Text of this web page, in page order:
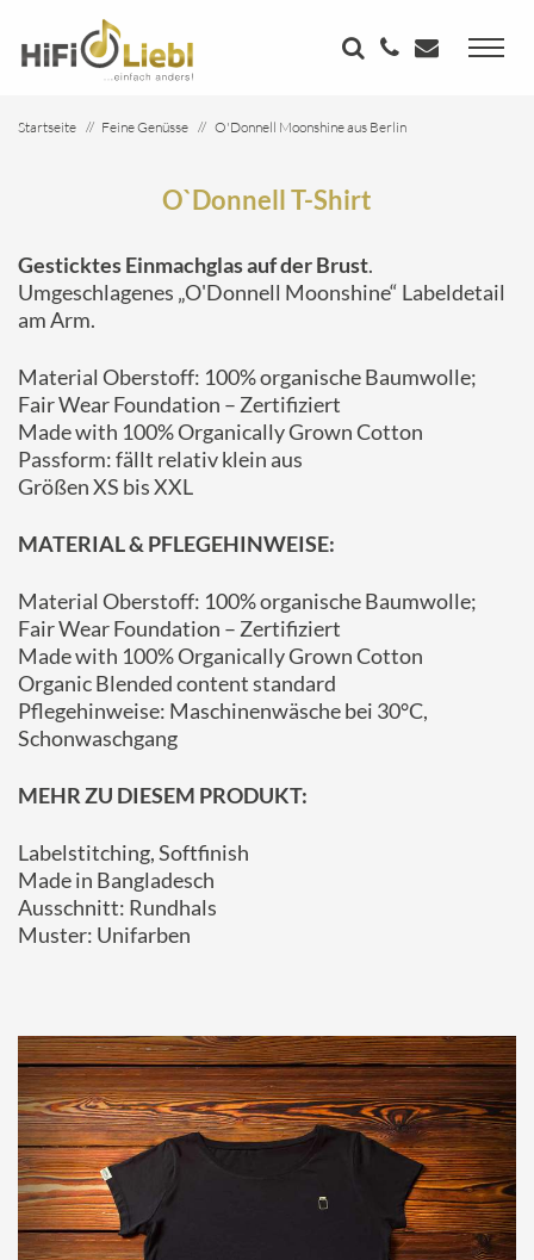
Startseite Feine Genüsse
O'Donnell Moonshine aus Berlin
O`Donnell T-Shirt
Gesticktes Einmachglas auf der Brust.
Umgeschlagenes „O'Donnell Moonshine“ Labeldetail
am Arm.
Material Oberstoff: 100% organische Baumwolle;
Fair Wear Foundation – Zertifiziert
Made with 100% Organically Grown Cotton
Passform: fällt relativ klein aus
Größen XS bis XXL
MATERIAL & PFLEGEHINWEISE:
Material Oberstoff: 100% organische Baumwolle;
Fair Wear Foundation – Zertifiziert
Made with 100% Organically Grown Cotton
Organic Blended content standard
Pflegehinweise: Maschinenwäsche bei 30°C,
Schonwaschgang
MEHR ZU DIESEM PRODUKT:
Labelstitching, Softfinish
Made in Bangladesch
Ausschnitt: Rundhals
Muster: Unifarben